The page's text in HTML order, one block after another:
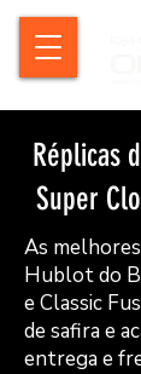
Réplicas
Super
As
Hublot do
e Classic
de safira e
entrega e